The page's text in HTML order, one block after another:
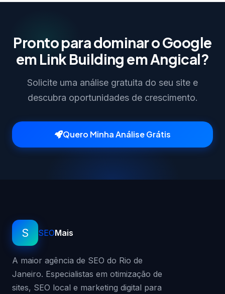
Pronto para dominar o Google
em Link Building em Angical?
Solicite uma análise gratuita do seu site e
descubra oportunidades de crescimento.
Quero Minha Análise Grátis
S SEOMais
A maior agência de SEO do Rio de
Janeiro. Especialistas em otimização de
sites, SEO local e marketing digital para